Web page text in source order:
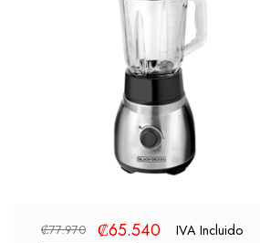
₡77.970 ₡65.540
IVA Incluido